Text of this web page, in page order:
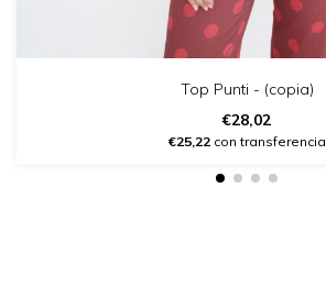
Top Punti - (copia)
€28,02
€25,22con transferencia